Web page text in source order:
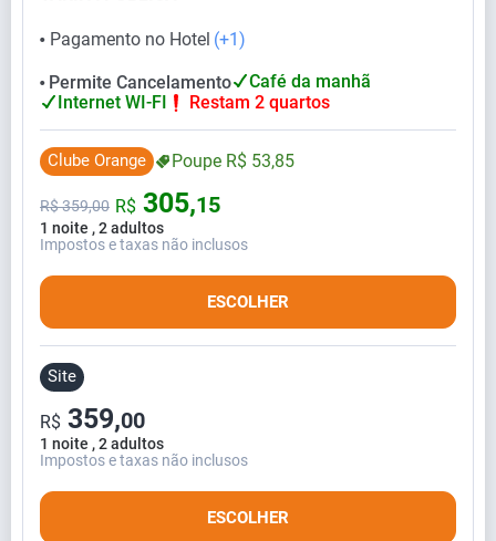
⬤ Pagamento no Hotel (+1)
⬤ Permite Cancelamento
Café da manhã
Internet WI-FI
Restam 2 quartos
Clube Orange Poupe R$ 53,85
1 noite , 2 adultos
R$359,00 R$ 305,15
Impostos e taxas não inclusos
ESCOLHER
Site
1 noite , 2 adultos
R$ 359,00
Impostos e taxas não inclusos
ESCOLHER